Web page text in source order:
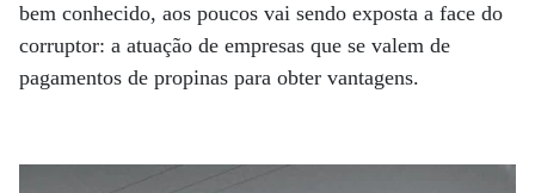
bem conhecido, aos poucos vai sendo exposta a face do
corruptor: a atuação de empresas que se valem de
pagamentos de propinas para obter vantagens.